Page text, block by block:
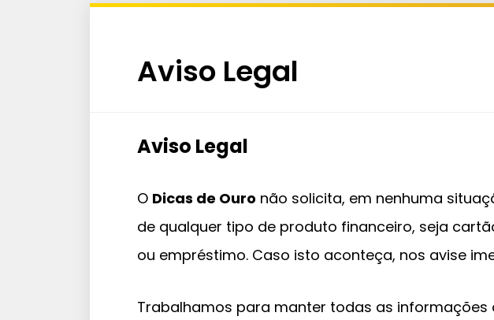
Aviso Legal
Aviso Legal
O Dicas de Ouro não solicita, em nenhuma
de qualquer tipo de produto financeiro, seja
ou empréstimo. Caso isto aconteça, nos avise
Trabalhamos para manter todas as informações